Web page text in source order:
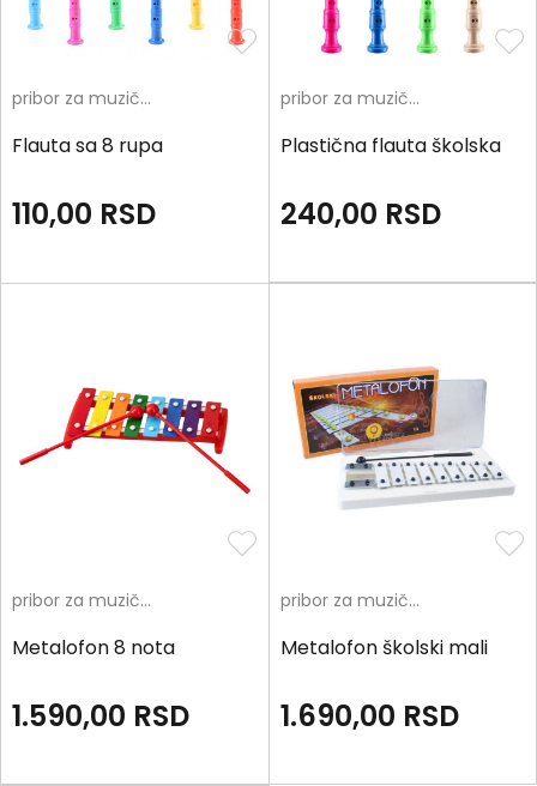
pribor za muzičko
Flauta sa 8 rupa
110,00 RSD
pribor za muzičko
Plastična flauta školska
240,00 RSD
pribor za muzičko
Metalofon 8 nota
1.590,00 RSD
pribor za muzičko
Metalofon školski mali
1.690,00 RSD